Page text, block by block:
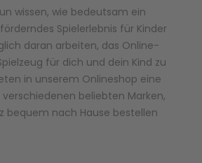
wissen, wie bedeutsam ein
Spielerlebnis für Kinder
daran arbeiten, das Online-
für dich und dein Kind zu
in unserem Onlineshop eine
beliebten Marken,
bequem nach Hause bestellen